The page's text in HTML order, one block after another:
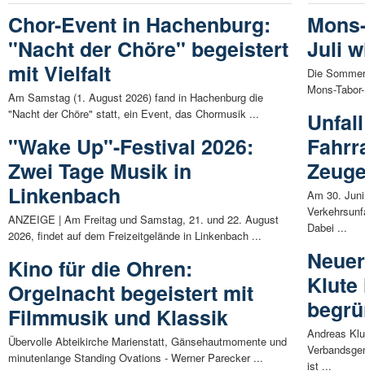
Chor-Event in Hachenburg:
"Nacht der Chöre" begeistert
mit Vielfalt
Am Samstag (1. August 2026) fand in Hachenburg die
"Nacht der Chöre" statt, ein Event, das Chormusik ...
"Wake Up"-Festival 2026:
Zwei Tage Musik in
Linkenbach
ANZEIGE | Am Freitag und Samstag, 21. und 22. August
2026, findet auf dem Freizeitgelände in Linkenbach ...
Kino für die Ohren:
Orgelnacht begeistert mit
Filmmusik und Klassik
Übervolle Abteikirche Marienstatt, Gänsehautmomente und
minutenlange Standing Ovations - Werner Parecker ...
Juli
Die
Mons-
Am 30.
Dabei ...
Klute
Andreas
ist ...